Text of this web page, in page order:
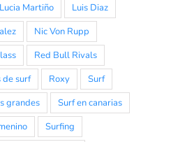
Lucia Martiño
Luis Diaz
Nic Von Rupp
Red Bull Rivals
de surf Roxy
Surf
grandes
Surf en canarias
Surfing